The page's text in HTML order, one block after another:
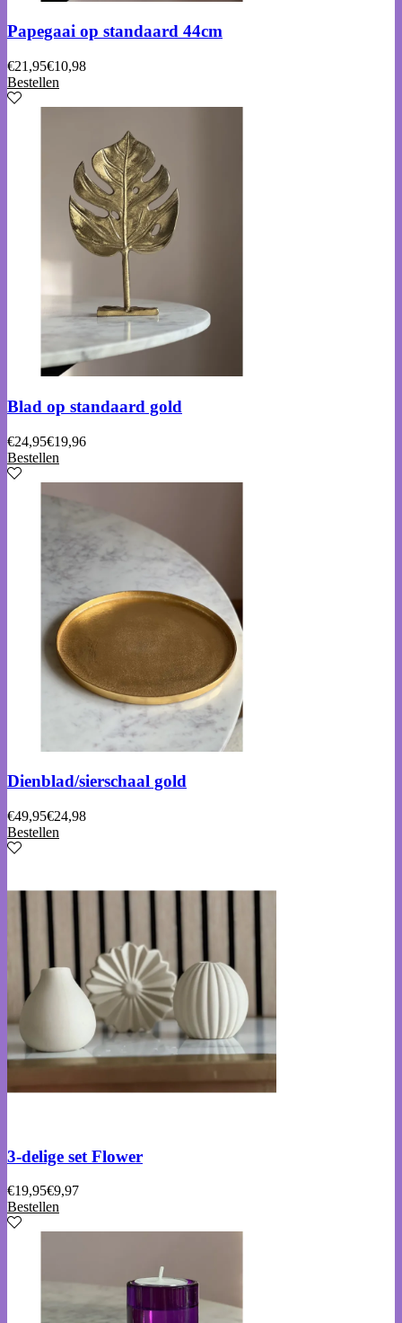
Papegaai op standaard 44cm
€21,95€10,98
Bestellen
Blad op standaard gold
€24,95€19,96
Bestellen
Dienblad/sierschaal gold
€49,95€24,98
Bestellen
3-delige set Flower
€19,95€9,97
Bestellen